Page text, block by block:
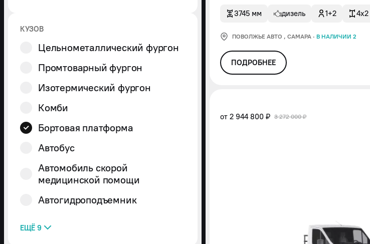
КУЗОВ
Цельнометаллический фургон
Промтоварный фургон
Изотермический фургон
Комби
Бортовая платформа
Автобус
Автомобиль скорой
медицинской помощи
Автогидроподъемник
ЕЩЁ 9
СамосвалТуристический
автобусФермер Автомастерская
техпомощьПеревозка
ограниченными
возможностями
автомобильМеждугородний
автобус
аптекаПожарная
3745 мм дизель 1+2 4x2
ПОВОЛЖЬЕ АВТО , САМАРА · В НАЛИЧИИ 2
ПОДРОБНЕЕ
от 2 944 800 ₽ 3 272 000 ₽